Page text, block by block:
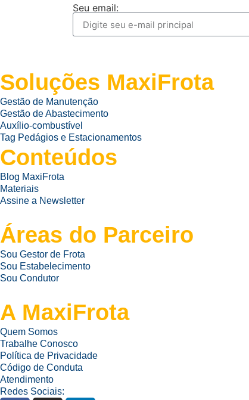
Seu email:
Soluções MaxiFrota
Gestão de Manutenção
Gestão de Abastecimento
Auxílio-combustível
Tag Pedágios e Estacionamentos
Conteúdos
Blog MaxiFrota
Materiais
Assine a Newsletter
Áreas do Parceiro
Sou Gestor de Frota
Sou Estabelecimento
Sou Condutor
A MaxiFrota
Quem Somos
Trabalhe Conosco
Política de Privacidade
Código de Conduta
Atendimento
Redes Sociais: